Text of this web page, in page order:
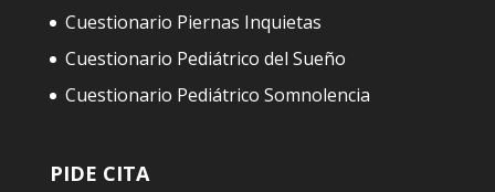
Cuestionario Piernas Inquietas
Cuestionario Pediátrico del Sueño
Cuestionario Pediátrico Somnolencia
PIDE CITA